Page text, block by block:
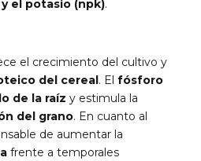
el potasio (npk).
el crecimiento del cultivo y
del cereal. El fósforo
de la raíz y estimula la
del grano. En cuanto al
de aumentar la
frente a temporales